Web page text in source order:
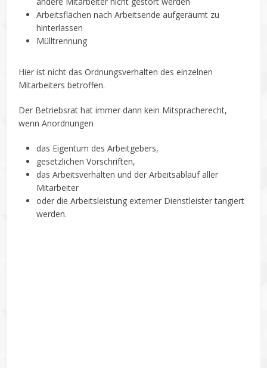
Arbeitsflächen nach Arbeitsende aufgeräumt zu
hinterlassen
Mülltrennung
Hier ist nicht das Ordnungsverhalten des einzelnen
Mitarbeiters betroffen.
Der Betriebsrat hat immer dann kein Mitspracherecht,
wenn Anordnungen
das Eigentum des Arbeitgebers,
gesetzlichen Vorschriften,
das Arbeitsverhalten und der Arbeitsablauf aller
Mitarbeiter
oder die Arbeitsleistung externer Dienstleister tangiert
werden.